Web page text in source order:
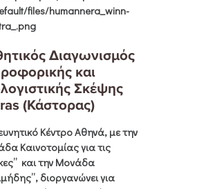
files/humannera_winn-
Διαγωνισμός
και
Σκέψης
(Κάστορας)
Κέντρο Αθηνά, με την
Καινοτομίας για τις
και την Μονάδα
, διοργανώνει για